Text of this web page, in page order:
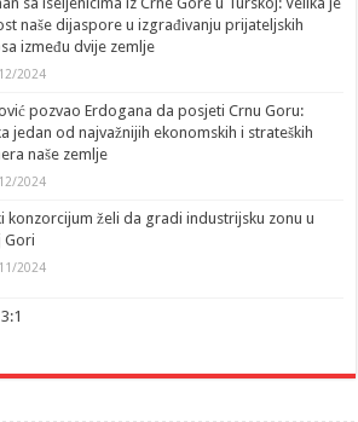
naše dijaspore u izgrađivanju prijateljskih
između dvije zemlje
2024
pozvao Erdogana da posjeti Crnu Goru:
jedan od najvažnijih ekonomskih i strateških
naše zemlje
2024
konzorcijum želi da gradi industrijsku zonu u
Gori
2024